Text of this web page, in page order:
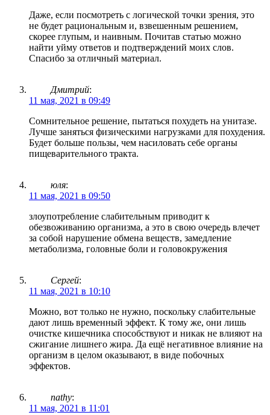
Даже, если посмотреть с логической точки зрения, это
не будет рациональным и, взвешенным решением,
скорее глупым, и наивным. Почитав статью можно
найти уйму ответов и подтверждений моих слов.
Спасибо за отличный материал.
Дмитрий:
11 мая, 2021 в 09:49
Сомнительное решение, пытаться похудеть на унитазе.
Лучше заняться физическими нагрузками для похудения.
Будет больше пользы, чем насиловать себе органы
пищеварительного тракта.
юля:
11 мая, 2021 в 09:50
злоупотребление слабительным приводит к
обезвоживанию организма, а это в свою очередь влечет
за собой нарушение обмена веществ, замедление
метаболизма, головные боли и головокружения
Сергей:
11 мая, 2021 в 10:10
Можно, вот только не нужно, поскольку слабительные
дают лишь временный эффект. К тому же, они лишь
очистке кишечника способствуют и никак не влияют на
сжигание лишнего жира. Да ещё негативное влияние на
организм в целом оказывают, в виде побочных
эффектов.
nathy:
11 мая, 2021 в 11:01